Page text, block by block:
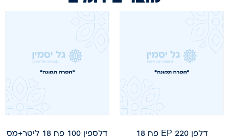
דלפן EP 220 פח 18
דלספין 100 פח 18 ליטר+מס